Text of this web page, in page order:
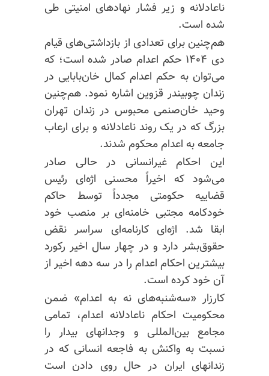
ناعادلانه و زیر فشار نهادهای امنیتی طی
شده است.
هم‌چنین برای تعدادی از بازداشتی‌های قیام
دی ۱۴۰۴ حکم اعدام صادر شده است؛ که
می‌توان به حکم اعدام کمال خان‌بابایی در
زندان چوبیندر قزوین اشاره نمود. هم‌چنین
وحید خان‌صنمی محبوس در زندان تهران
بزرگ که در یک روند ناعادلانه و برای ارعاب
جامعه به اعدام محکوم شدند.
این احکام غیرانسانی در حالی صادر
می‌شود که اخیراً محسنی اژه‌ای رئیس
قضاییه حکومتی مجدداً توسط حاکم
خودکامه مجتبی خامنه‌ای بر منصب خود
ابقا شد. اژه‌ای کارنامه‌ای سراسر نقض
حقوق‌بشر دارد و در چهار سال اخیر رکورد
بیشترین احکام اعدام را در سه دهه اخیر از
آن خود کرده است.
کارزار «سه‌شنبه‌های نه به اعدام» ضمن
محکومیت احکام ناعادلانه اعدام، تمامی
مجامع بین‌المللی و وجدانهای بیدار را
نسبت به واکنش به فاجعه انسانی که در
زندانهای ایران در حال روی دادن است